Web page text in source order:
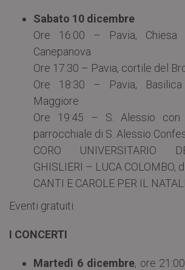
Sabato 10 dicembre
Ore 16:00 – Pavia,
Canepanova
Ore 17:30 – Pavia, cortile del
Ore 18:30 – Pavia,
Maggiore
Ore 19:45 – S. Alessio con
parrocchiale di S. Alessio
CORO UNIVERSITARIO
GHISLIERI – LUCA COLOMBO,
CANTI E CAROLE PER IL
Eventi gratuiti.
I CONCERTI
Martedì 6 dicembre, ore